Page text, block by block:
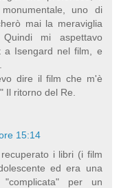
uno di
mai la meraviglia
mi aspettavo
a Isengard nel film, e
dire il film che m'è
Il ritorno del Re.
15:14
i libri (i film
ed era una
per un